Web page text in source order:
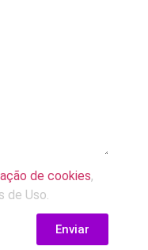
de cookies,
de Uso.
Enviar